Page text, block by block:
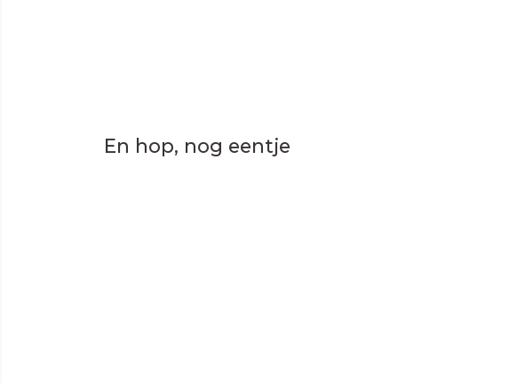
En hop, nog eentje